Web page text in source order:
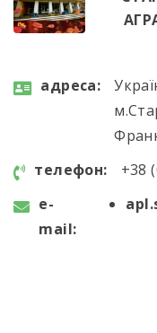
aдресa:
телефон:
+38
e-
mail: